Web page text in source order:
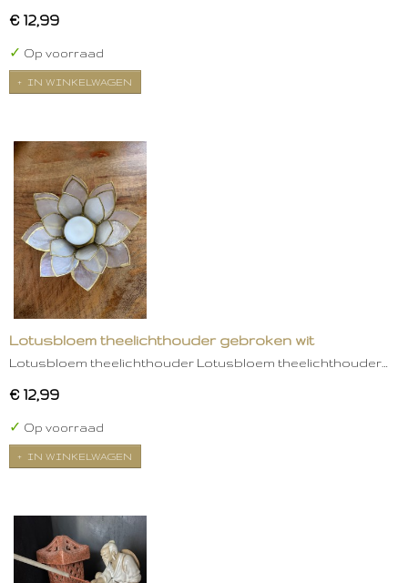
€ 12,99
✓ Op voorraad
IN WINKELWAGEN
Lotusbloem theelichthouder gebroken wit
Lotusbloem theelichthouder Lotusbloem theelichthouder…
€ 12,99
✓ Op voorraad
IN WINKELWAGEN